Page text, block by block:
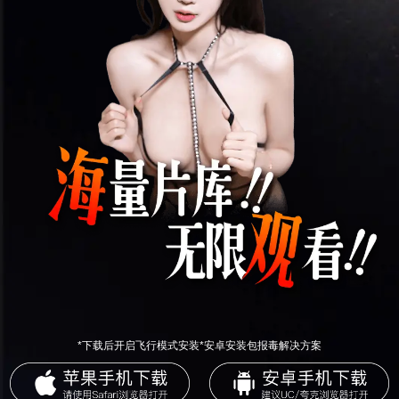
*下载后开启飞行模式安装*安卓安装包报毒解决方案